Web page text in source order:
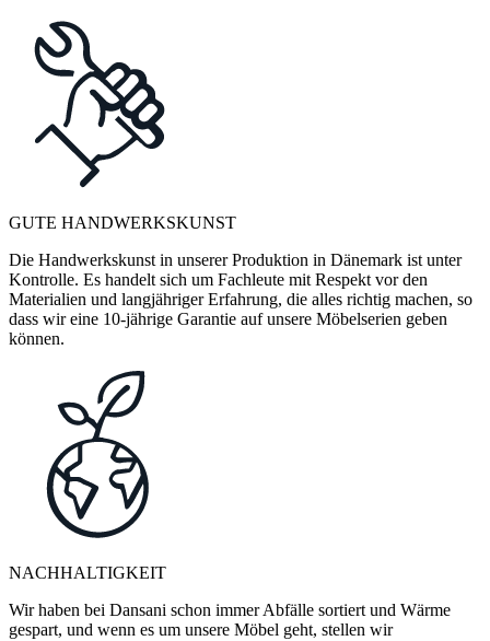
GUTE HANDWERKSKUNST
Die Handwerkskunst in unserer Produktion in Dänemark ist unter
Kontrolle. Es handelt sich um Fachleute mit Respekt vor den
Materialien und langjähriger Erfahrung, die alles richtig machen, so
dass wir eine 10-jährige Garantie auf unsere Möbelserien geben
können.
NACHHALTIGKEIT
Wir haben bei Dansani schon immer Abfälle sortiert und Wärme
gespart, und wenn es um unsere Möbel geht, stellen wir